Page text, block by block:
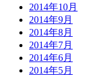
2014年10月
2014年9月
2014年8月
2014年7月
2014年6月
2014年5月